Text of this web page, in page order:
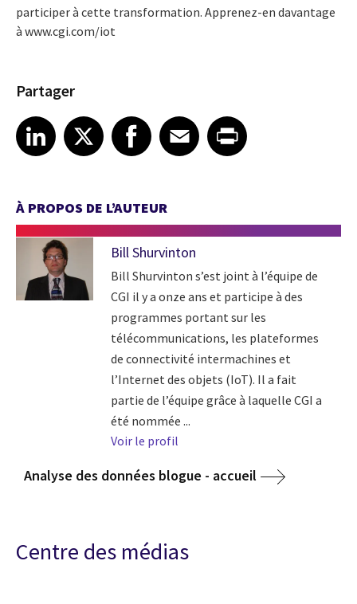
participer à cette transformation. Apprenez-en davantage
à www.cgi.com/iot
Partager
Share article on LinkedIn
LinkedIn
Share article on XShare article on Facebook
Facebook
Share article on Email
EmailShare article on Print
À PROPOS DE L’AUTEUR
Bill Shurvinton
Bill Shurvinton s’est joint à l’équipe de
CGI il y a onze ans et participe à des
programmes portant sur les
télécommunications, les plateformes
de connectivité intermachines et
l’Internet des objets (IoT). Il a fait
partie de l’équipe grâce à laquelle CGI a
été nommée ...
Voir le profil
Analyse des données blogue - accueil
Centre des médias